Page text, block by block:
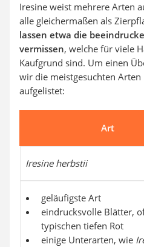
Iresine weist mehrere Arten
alle gleichermaßen als
lassen etwa die
vermissen, welche für viele
Kaufgrund sind. Um einen
wir die meistgesuchten
aufgelistet:
Art
Iresine herbstii
geläufigste Art
eindrucksvolle Blätter,
typischen tiefen Rot
einige Unterarten, wie